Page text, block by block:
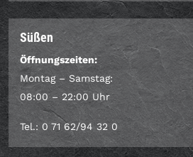
Süßen
Öffnungszeiten:
Montag – Samstag:
08:00 – 22:00 Uhr
Tel.: 0 71 62/94 32 0